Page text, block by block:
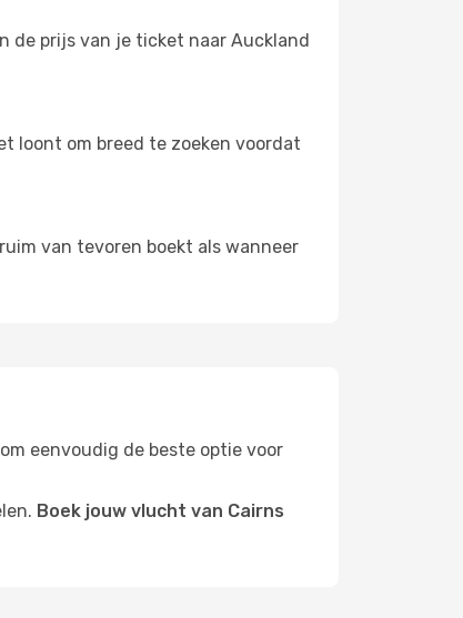
de prijs van je ticket naar Auckland
loont om breed te zoeken voordat
van tevoren boekt als wanneer
eenvoudig de beste optie voor
Boek jouw vlucht van Cairns